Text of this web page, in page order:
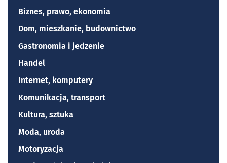
Biznes, prawo, ekonomia
Dom, mieszkanie, budownictwo
Gastronomia i jedzenie
Handel
Internet, komputery
Komunikacja, transport
Kultura, sztuka
Moda, uroda
Motoryzacja